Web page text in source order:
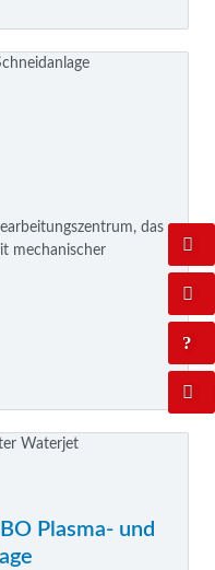
das
mechanischer
Plasma- und